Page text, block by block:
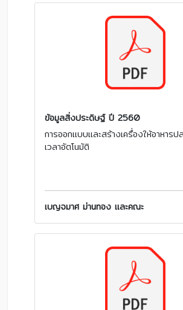
ข้อมูลสิ่งประดิษฐ์ ปี 2560
การออกแบบและสร้างเครื่องให้อาหาร
เวลาอัตโนมัติ
เบญจมาศ ม่านทอง และคณะ